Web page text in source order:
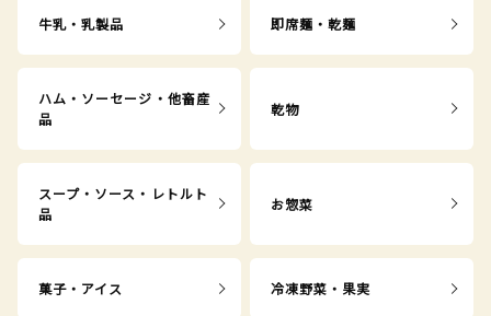
牛乳・乳製品 即席麺・乾麺
ハム・ソーセージ・他畜産
品
乾物
スープ・ソース・レトルト
品
お惣菜
菓子・アイス 冷凍野菜・果実